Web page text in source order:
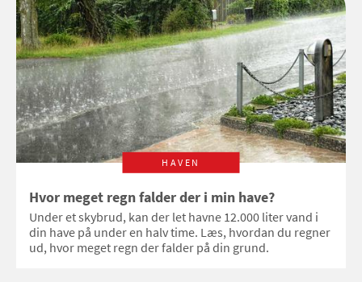
HAVEN
Hvor meget regn falder der i min have?
Under et skybrud, kan der let havne 12.000 liter vand i
din have på under en halv time. Læs, hvordan du regner
ud, hvor meget regn der falder på din grund.